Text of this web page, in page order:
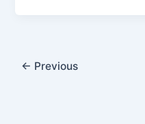
← Previous